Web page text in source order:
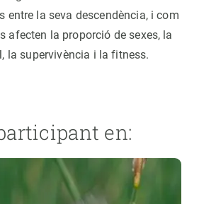
entre la seva descendència, i com
afecten la proporció de sexes, la
la supervivència i la fitness.
en: